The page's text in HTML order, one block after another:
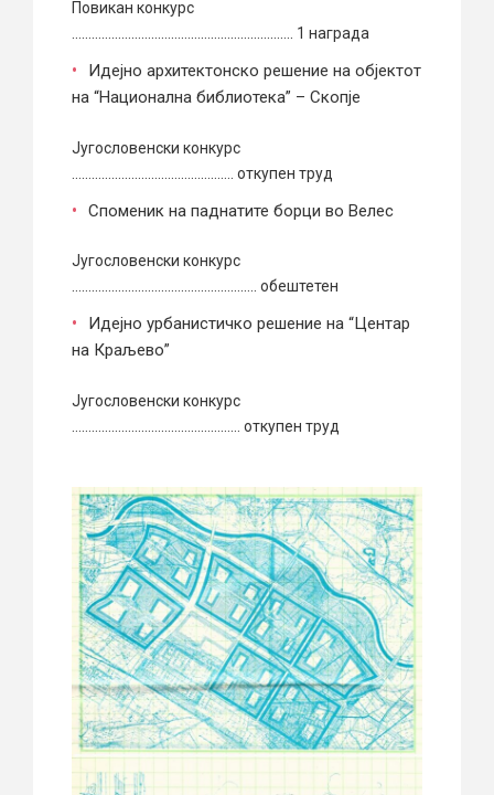
Повикан конкурс
…………………………………………………………. 1 награда
Идејно архитектонско решение на објектот
на “Национална библиотека” – Скопје
Југословенски конкурс
…………………………………………. откупен труд
Споменик на паднатите борци во Велес
Југословенски конкурс
……………………………………………….. обештетен
Идејно урбанистичко решение на “Центар
на Краљево”
Југословенски конкурс
…………………………………………… откупен труд